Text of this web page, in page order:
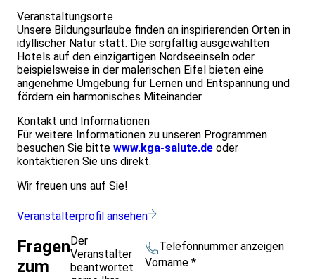
Veranstaltungsorte
Unsere Bildungsurlaube finden an inspirierenden Orten in
idyllischer Natur statt. Die sorgfältig ausgewählten
Hotels auf den einzigartigen Nordseeinseln oder
beispielsweise in der malerischen Eifel bieten eine
angenehme Umgebung für Lernen und Entspannung und
fördern ein harmonisches Miteinander.
Kontakt und Informationen
Für weitere Informationen zu unseren Programmen
besuchen Sie bitte www.kga-salute.de oder
kontaktieren Sie uns direkt.
Wir freuen uns auf Sie!
Veranstalterprofil ansehen
Fragen
zum
Der
Veranstalter
beantwortet
Telefonnummer anzeigen
Vorname *